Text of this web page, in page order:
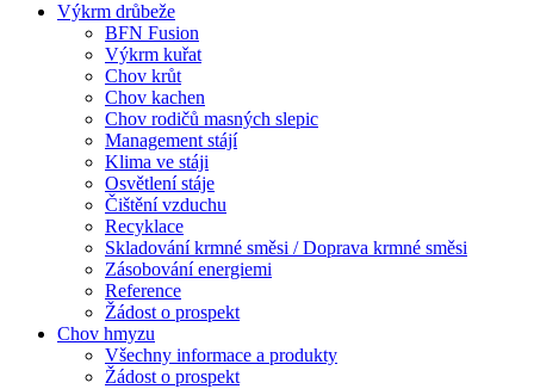
Výkrm drůbeže
BFN Fusion
Výkrm kuřat
Chov krůt
Chov kachen
Chov rodičů masných slepic
Management stájí
Klima ve stáji
Osvětlení stáje
Čištění vzduchu
Recyklace
Skladování krmné směsi / Doprava krmné směsi
Zásobování energiemi
Reference
Žádost o prospekt
Chov hmyzu
Všechny informace a produkty
Žádost o prospekt